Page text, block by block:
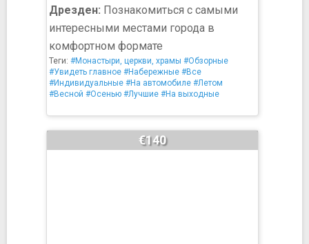
Дрезден: Познакомиться с самыми
интересными местами города в
комфортном формате
Теги: #Монастыри, церкви, храмы #Обзорные
#Увидеть главное #Набережные #Все
#Индивидуальные #На автомобиле #Летом
#Весной #Осенью #Лучшие #На выходные
€140